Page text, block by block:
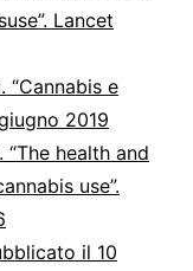
Lancet
“Cannabis e
2019
health and
use”.
il 10